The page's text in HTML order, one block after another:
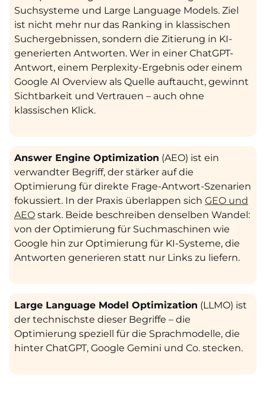
Suchsysteme und Large Language Models. Ziel
ist nicht mehr nur das Ranking in klassischen
Suchergebnissen, sondern die Zitierung in KI-
generierten Antworten. Wer in einer ChatGPT-
Antwort, einem Perplexity-Ergebnis oder einem
Google AI Overview als Quelle auftaucht, gewinnt
Sichtbarkeit und Vertrauen – auch ohne
klassischen Klick.
Answer Engine Optimization (AEO) ist ein
verwandter Begriff, der stärker auf die
Optimierung für direkte Frage-Antwort-Szenarien
fokussiert. In der Praxis überlappen sich GEO und
AEO stark. Beide beschreiben denselben Wandel:
von der Optimierung für Suchmaschinen wie
Google hin zur Optimierung für KI-Systeme, die
Antworten generieren statt nur Links zu liefern.
Large Language Model Optimization (LLMO) ist
der technischste dieser Begriffe – die
Optimierung speziell für die Sprachmodelle, die
hinter ChatGPT, Google Gemini und Co. stecken.